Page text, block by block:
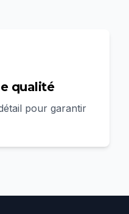
qualité
pour garantir